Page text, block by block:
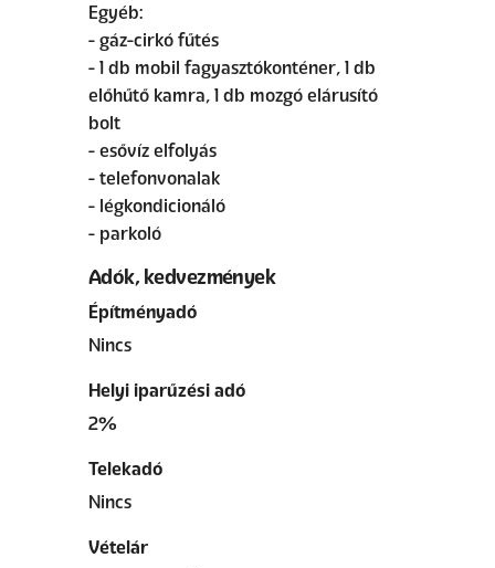
Egyéb:
- gáz-cirkó fűtés
- 1 db mobil fagyasztókonténer, 1 db
előhűtő kamra, 1 db mozgó elárusító
bolt
- esővíz elfolyás
- telefonvonalak
- légkondicionáló
- parkoló
Adók, kedvezmények
Építményadó
Nincs
Helyi iparűzési adó
2%
Telekadó
Nincs
Vételár